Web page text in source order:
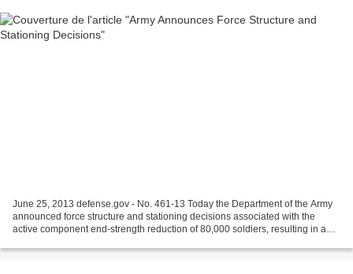
June 25, 2013 defense.gov - No. 461-13 Today the Department of the Army
announced force structure and stationing decisions associated with the
active component end-strength reduction of 80,000 soldiers, resulting in an